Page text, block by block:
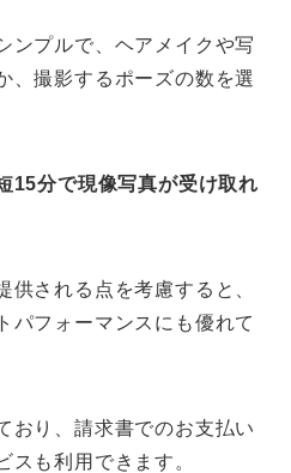
ンプルで、ヘアメイクや写
、撮影するポーズの数を選
15分で現像写真が受け取れ
供される点を考慮すると、
パフォーマンスにも優れて
おり、請求書でのお支払い
スも利用できます。